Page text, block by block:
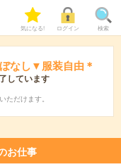
気になる! ログイン 検索
なし▼服装自由＊
しています
ただけます。
お仕事